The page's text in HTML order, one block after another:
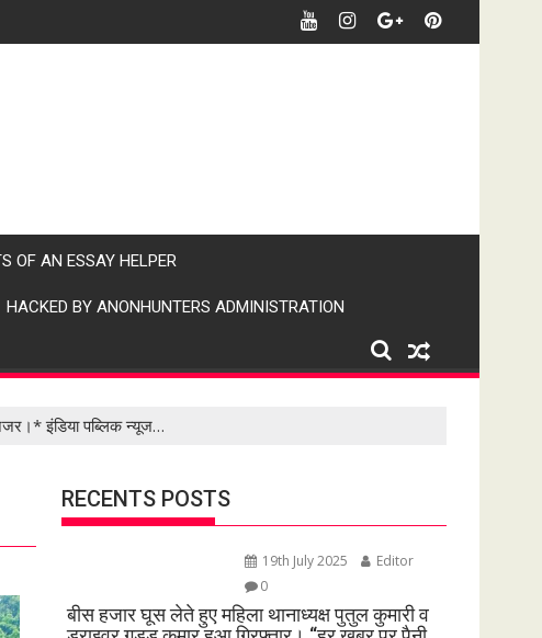
"हर खबर पर पैनी नजर" (IPN)इंडिया पब्लिक न्यूज।
OF AN ESSAY HELPER
HACKED BY ANONHUNTERS ADMINISTRATION
इंडिया पब्लिक न्यूज…
RECENTS POSTS
19th July 2025
Editor
0
बीस हजार घूस लेते हुए महिला थानाध्यक्ष पुतुल कुमारी व